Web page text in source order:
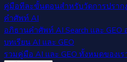
คู่มือทีละขั้นตอนสำหรับวัดการปรา
คำศัพท์ AI
อภิธานคำศัพท์ AI Search และ GEO
บทเรียน AI และ GEO
รวมคู่มือ AI และ GEO ทั้งหมดของเร